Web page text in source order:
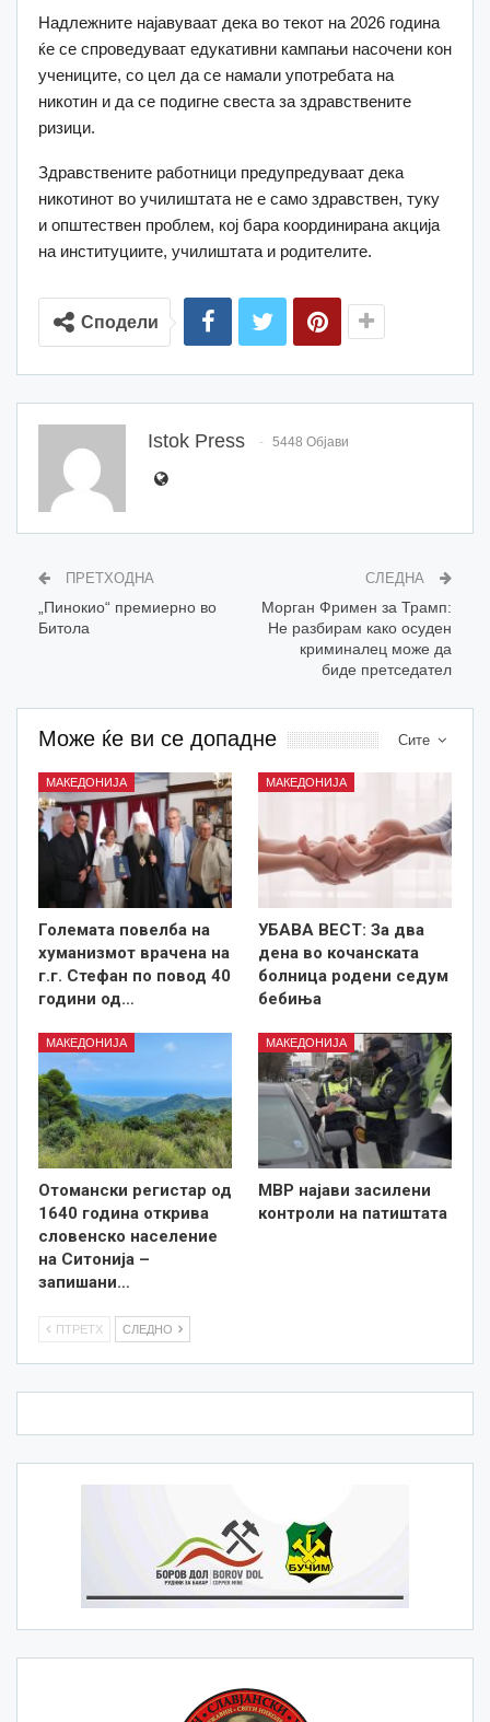
Надлежните најавуваат дека во текот на 2026 година
ќе се спроведуваат едукативни кампањи насочени кон
учениците, со цел да се намали употребата на
никотин и да се подигне свеста за здравствените
ризици.
Здравствените работници предупредуваат дека
никотинот во училиштата не е само здравствен, туку
и општествен проблем, кој бара координирана акција
на институциите, училиштата и родителите.
Сподели
Istok Press 5448 Објави
ПРЕТХОДНА
„Пинокио“ премиерно во
Битола
СЛЕДНА
Морган Фримен за Трамп:
Не разбирам како осуден
криминалец може да
биде претседател
Сите
Може ќе ви се допадне
МАКЕДОНИЈА
Големата повелба на
хуманизмот врачена на
г.г. Стефан по повод 40
години од…
МАКЕДОНИЈА
УБАВА ВЕСТ: За два
дена во кочанската
болница родени седум
бебиња
МАКЕДОНИЈА
Отомански регистар од
1640 година открива
словенско население
на Ситонија –
запишани…
МАКЕДОНИЈА
МВР најави засилени
контроли на патиштата
ПТРЕТХ СЛЕДНО